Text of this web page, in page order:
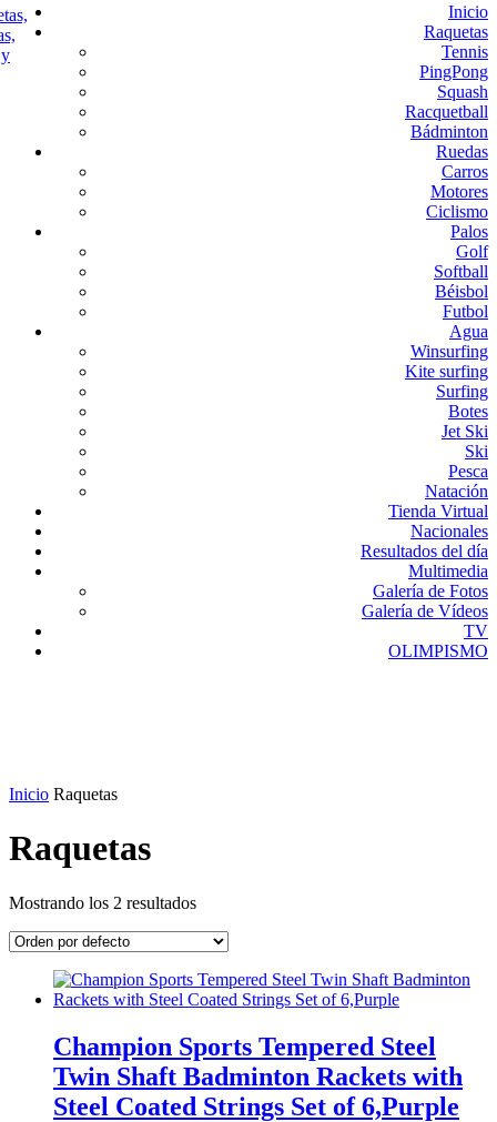
Inicio
Raquetas
Tennis
PingPong
Squash
Racquetball
Bádminton
Ruedas
Carros
Motores
Ciclismo
Palos
Golf
Softball
Béisbol
Futbol
Agua
Winsurfing
Kite surfing
Surfing
Botes
Jet Ski
Ski
Pesca
Natación
Tienda Virtual
Nacionales
Resultados del día
Multimedia
Galería de Fotos
Galería de Vídeos
TV
OLIMPISMO
Inicio Raquetas
Raquetas
Mostrando los 2 resultados
Champion Sports Tempered Steel
Twin Shaft Badminton Rackets with
Steel Coated Strings Set of 6,Purple